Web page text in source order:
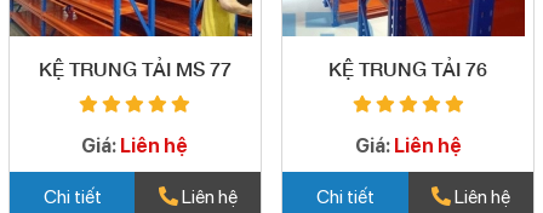
KỆ TRUNG TẢI MS 77
Giá: Liên hệ
Chi tiết Liên hệ
KỆ TRUNG TẢI 76
Giá: Liên hệ
Chi tiết Liên hệ